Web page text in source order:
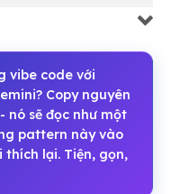
vibe code với
Copy nguyên
nó sẽ đọc như một
pattern này vào
lại. Tiện, gọn,